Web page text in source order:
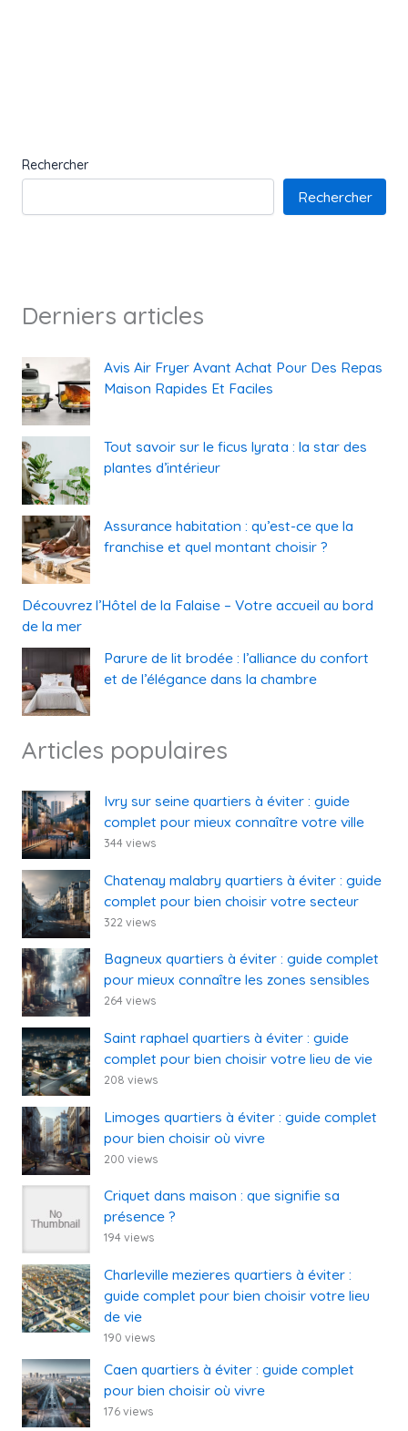
Rechercher
Rechercher
Derniers articles
Avis Air Fryer Avant Achat Pour Des Repas
Maison Rapides Et Faciles
Tout savoir sur le ficus lyrata : la star des
plantes d’intérieur
Assurance habitation : qu’est-ce que la
franchise et quel montant choisir ?
Découvrez l’Hôtel de la Falaise – Votre accueil au bord
de la mer
Parure de lit brodée : l’alliance du confort
et de l’élégance dans la chambre
Articles populaires
Ivry sur seine quartiers à éviter : guide
complet pour mieux connaître votre ville
344 views
Chatenay malabry quartiers à éviter : guide
complet pour bien choisir votre secteur
322 views
Bagneux quartiers à éviter : guide complet
pour mieux connaître les zones sensibles
264 views
Saint raphael quartiers à éviter : guide
complet pour bien choisir votre lieu de vie
208 views
Limoges quartiers à éviter : guide complet
pour bien choisir où vivre
200 views
Criquet dans maison : que signifie sa
présence ?
194 views
Charleville mezieres quartiers à éviter :
guide complet pour bien choisir votre lieu
de vie
190 views
Caen quartiers à éviter : guide complet
pour bien choisir où vivre
176 views